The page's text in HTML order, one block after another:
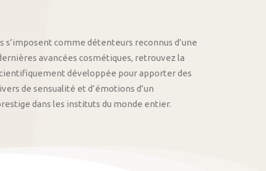
s’imposent comme détenteurs reconnus d’une
avancées cosmétiques, retrouvez la
développée pour apporter des
de sensualité et d’émotions d’un
dans les instituts du monde entier.